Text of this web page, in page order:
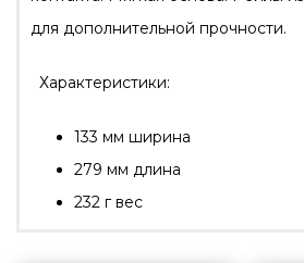
для дополнительной прочности.
Характеристики:
133 мм ширина
279 мм длина
232 г вес